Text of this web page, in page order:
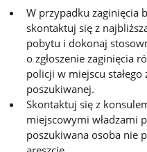
W przypadku zaginięcia
skontaktuj się z
pobytu i dokonaj
o zgłoszenie zaginięcia
policji w miejscu
poszukiwanej.
Skontaktuj się z
miejscowymi władzami
poszukiwana osoba nie